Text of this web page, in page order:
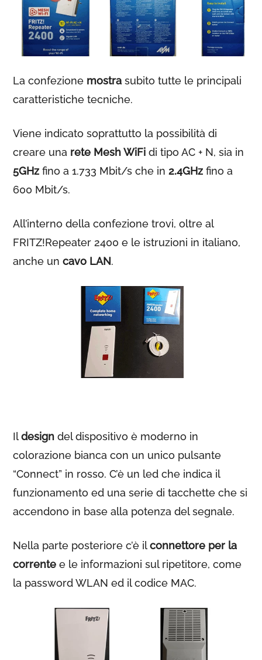
La confezione mostra subito tutte le principali
caratteristiche tecniche.
Viene indicato soprattutto la possibilità di
creare una rete Mesh WiFi di tipo AC + N, sia in
5GHz fino a 1.733 Mbit/s che in2.4GHz fino a
600 Mbit/s.
All’interno della confezione trovi, oltre al
FRITZ!Repeater 2400 e le istruzioni in italiano,
anche uncavo LAN.
Ildesign del dispositivo è moderno in
colorazione bianca con un unico pulsante
“Connect” in rosso. C’è un led che indica il
funzionamento ed una serie di tacchette che si
accendono in base alla potenza del segnale.
Nella parte posteriore c’è ilconnettore per la
corrente e le informazioni sul ripetitore, come
la password WLAN ed il codice MAC.